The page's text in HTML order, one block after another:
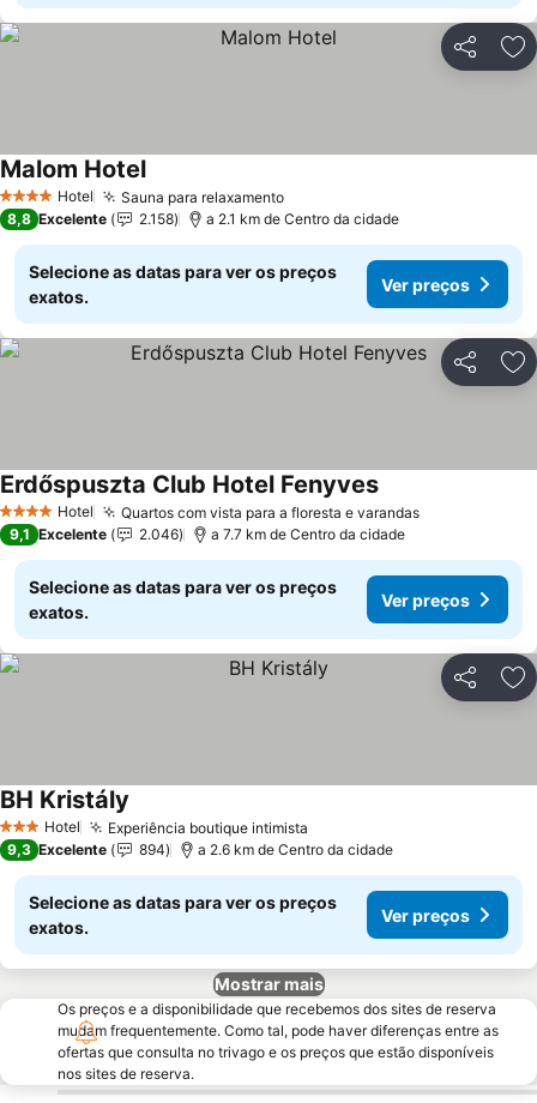
Partilhar
4 EstrelasHotel Sauna para relaxamentoVer preços
Malom HotelVer preços
8,8 Excelente 2.158 a 2.1 km de Centro da cidade
Selecione as datas para ver os preços
exatos.
Ver preços
Partilhar
4 EstrelasHotel Quartos com vista para a floresta e varandasVer preços
Erdőspuszta Club Hotel FenyvesVer preços
9,1 Excelente 2.046 a 7.7 km de Centro da cidade
Selecione as datas para ver os preços
exatos.
Ver preços
Partilhar
3 EstrelasHotel Experiência boutique intimista
BH Kristály
9,3 Excelente 894 a 2.6 km de Centro da cidade
Selecione as datas para ver os preços
exatos.
Ver preços
Mostrar mais
Os preços e a disponibilidade que recebemos dos sites de reserva
mudam frequentemente. Como tal, pode haver diferenças entre as
ofertas que consulta no trivago e os preços que estão disponíveis
nos sites de reserva.